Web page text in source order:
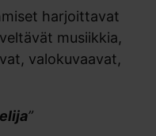
harjoittavat
musiikkia,
valokuvaavat,
”